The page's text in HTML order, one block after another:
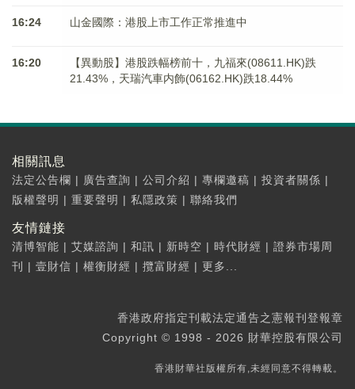
16:24 山金國際：港股上市工作正常推進中
16:20
【異動股】港股跌幅榜前十，九福來(08611.HK)跌
21.43%，天瑞汽車内飾(06162.HK)跌18.44%
相關訊息
法定公告欄 | 廣告查詢 | 公司介紹 | 專欄邀稿 | 投資者關係 |
版權聲明 | 重要聲明 | 私隱政策 | 聯絡我們
友情鏈接
清博智能 | 艾媒諮詢 | 和訊 | 新時空 | 時代財經 | 證券市場周
刊
| 壹財信 | 權衡財經 | 攬富財經 | 更多...
香港政府指定刊載法定通告之憲報刊登報章
Copyright © 1998 - 2026 財華控股有限公司
香港財華社版權所有,未經同意不得轉載。